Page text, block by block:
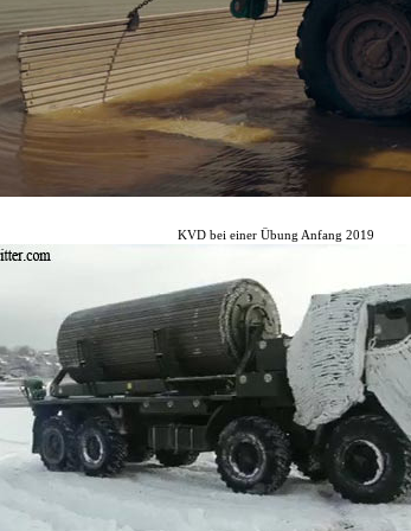
KVD bei einer Übung Anfang 2019